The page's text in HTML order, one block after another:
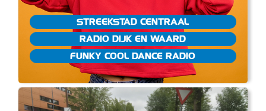
STREEKSTAD CENTRAAL
RADIO DIJK EN WAARD
FUNKY COOL DANCE RADIO